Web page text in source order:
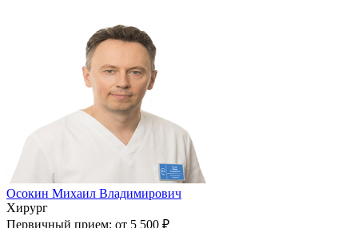
Осокин Михаил Владимирович
Хирург
Первичный прием: от 5 500 ₽